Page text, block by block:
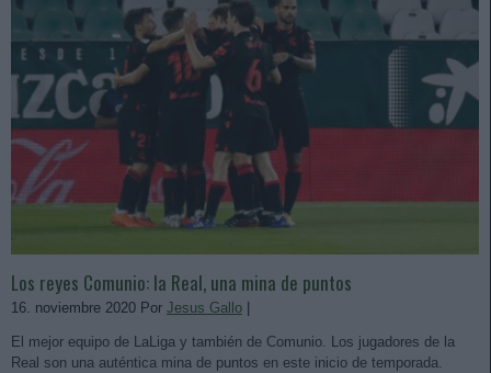
Los reyes Comunio: la Real, una mina de puntos
16. noviembre 2020 Por Jesus Gallo |
El mejor equipo de LaLiga y también de Comunio. Los jugadores de la
Real son una auténtica mina de puntos en este inicio de temporada.